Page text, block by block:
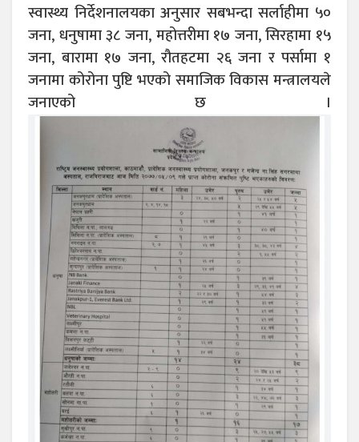
स्वास्थ्य निर्देशनालयका अनुसार सबभन्दा सर्लाहीमा ५०
जना, धनुषामा ३८ जना, महोत्तरीमा १७ जना, सिरहामा १५
जना, बारामा १७ जना, रौतहटमा २६ जना र पर्सामा १
जनामा कोरोना पुष्टि भएको समाजिक विकास मन्त्रालयले
जनाएको छ ।